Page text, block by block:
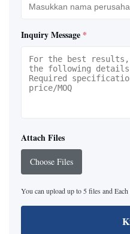
Inquiry Message *
Attach Files
Choose Files
You can upload up to 5 files and